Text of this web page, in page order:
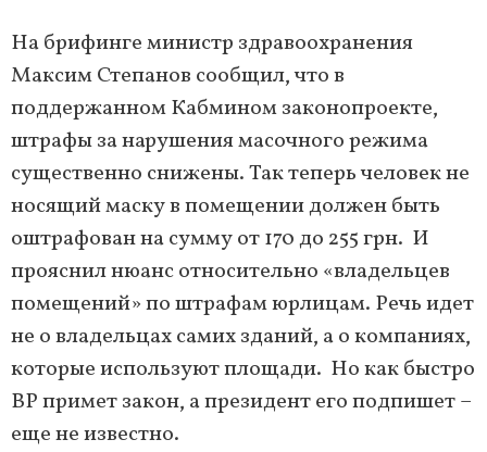
На брифинге министр здравоохранения
Максим Степанов сообщил, что в
поддержанном Кабмином законопроекте,
штрафы за нарушения масочного режима
существенно снижены. Так теперь человек не
носящий маску в помещении должен быть
оштрафован на сумму от 170 до 255 грн. И
прояснил нюанс относительно «владельцев
помещений» по штрафам юрлицам. Речь идет
не о владельцах самих зданий, а о компаниях,
которые используют площади. Но как быстро
ВР примет закон, а президент его подпишет –
еще не известно.